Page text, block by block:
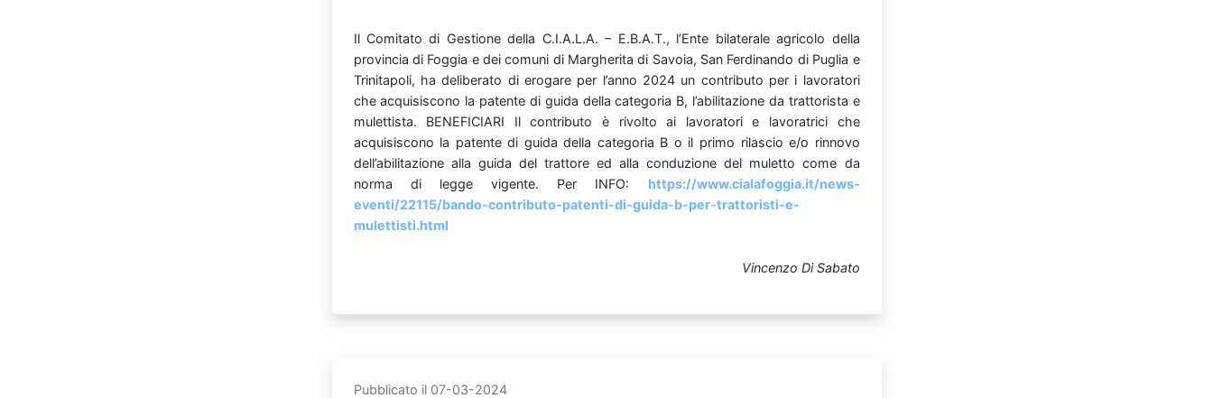
Il Comitatodi Gestionedella C.I.A.L.A.– E.B.A.T., l’Ente bilateraleagricolo della
provincia di Foggia e deicomuni di Margheritadi Savoia, San Ferdinando di Puglia e
Trinitapoli, hadeliberato di erogare per l’anno 2024 un contributo per i lavoratori
cheacquisiscono la patente di guida dellacategoria B, l’abilitazione da trattorista e
mulettista. BENEFICIARI Ilcontributo è rivoltoai lavoratorie lavoratrici che
acquisiscono la patentedi guidadella categoria B o il primo rilascioe/o rinnovo
dell’abilitazione alla guida del trattore edallaconduzionedel mulettocome da
norma di leggevigente. Per INFO: https://www.cialafoggia.it/news-
eventi/22115/bando-contributo-patenti-di-guida-b-per-trattoristi-e-
mulettisti.html
Vincenzo Di Sabato
Pubblicato il 07-03-2024